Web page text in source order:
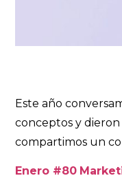
Este año
conceptos y
compartimos un
Enero #80